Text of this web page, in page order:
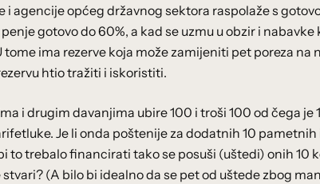
i agencije općeg državnog sektora raspolaže s
gotovo do 60%, a kad se uzmu u obzir i
tome ima rezerve koja može zamijeniti pet poreza
htio tražiti i iskoristiti.
i drugim davanjima ubire 100 i troši 100 od čega je
Je li onda poštenije za dodatnih 10
to trebalo financirati tako se posuši (uštedi) onih 10
(A bilo bi idealno da se pet od uštede zbog